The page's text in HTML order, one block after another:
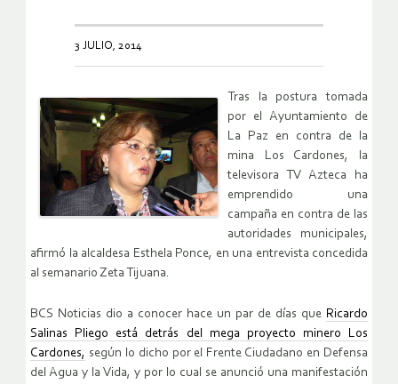
3 JULIO, 2014
Tras la postura tomada
por el Ayuntamiento de
La Paz en contra de la
mina Los Cardones, la
televisora TV Azteca ha
emprendido una
campaña en contra de las
autoridades municipales,
afirmó la alcaldesa Esthela Ponce, en una entrevista concedida
al semanario Zeta Tijuana.
BCS Noticias dio a conocer hace un par de días que Ricardo
Salinas Pliego está detrás del mega proyecto minero Los
Cardones, según lo dicho por el Frente Ciudadano en Defensa
del Agua y la Vida, y por lo cual se anunció una manifestación